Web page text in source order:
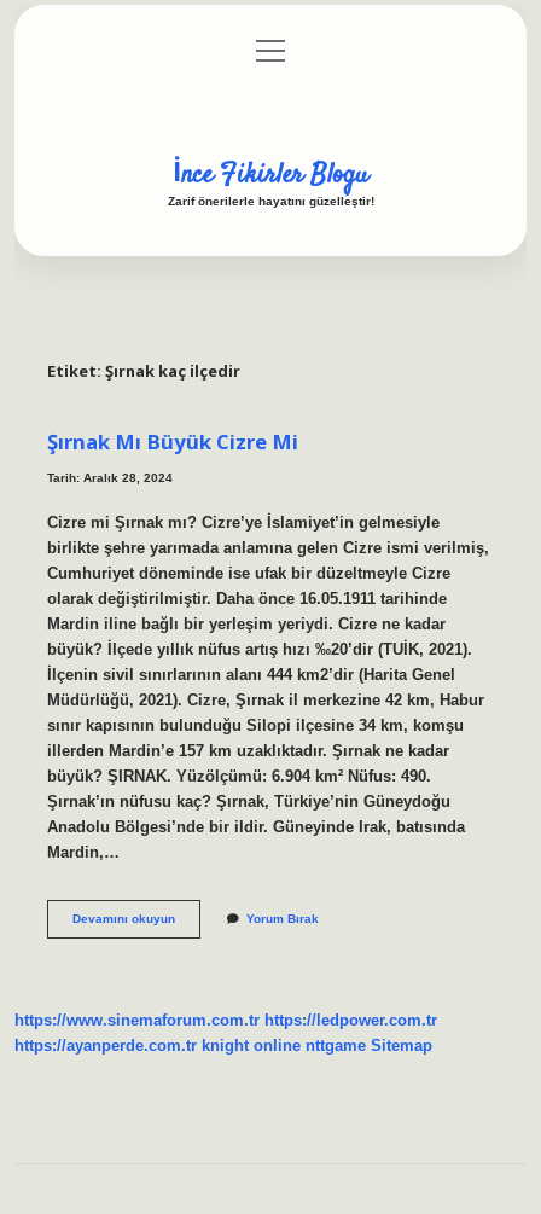
Gizlilik Politikası
menüyü
aç
İnce Fikirler Blogu
Zarif önerilerle hayatını güzelleştir!
Etiket: Şırnak kaç ilçedir
Şırnak Mı Büyük Cizre Mi
Tarih: Aralık 28, 2024
Cizre mi Şırnak mı? Cizre’ye İslamiyet’in gelmesiyle
birlikte şehre yarımada anlamına gelen Cizre ismi verilmiş,
Cumhuriyet döneminde ise ufak bir düzeltmeyle Cizre
olarak değiştirilmiştir. Daha önce 16.05.1911 tarihinde
Mardin iline bağlı bir yerleşim yeriydi. Cizre ne kadar
büyük? İlçede yıllık nüfus artış hızı ‰20’dir (TUİK, 2021).
İlçenin sivil sınırlarının alanı 444 km2’dir (Harita Genel
Müdürlüğü, 2021). Cizre, Şırnak il merkezine 42 km, Habur
sınır kapısının bulunduğu Silopi ilçesine 34 km, komşu
illerden Mardin’e 157 km uzaklıktadır. Şırnak ne kadar
büyük? ŞIRNAK. Yüzölçümü: 6.904 km² Nüfus: 490.
Şırnak’ın nüfusu kaç? Şırnak, Türkiye’nin Güneydoğu
Anadolu Bölgesi’nde bir ildir. Güneyinde Irak, batısında
Mardin,…
Devamını okuyunŞırnak
Yorum Bırak
https://www.sinemaforum.com.tr https://ledpower.com.tr
https://ayanperde.com.tr knight online nttgame Sitemap